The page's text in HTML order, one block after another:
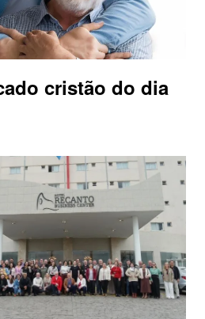
cristão do dia